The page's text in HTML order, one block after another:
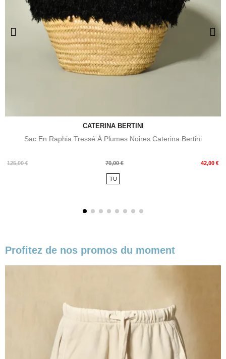
CATERINA BERTINI
Sac En Raphia Tressé À Plumes Noires Caterina Bertini
125,00 €
Prix
70,00 € 42,00 €
Prix
TU
Profitez de nos promos du moment